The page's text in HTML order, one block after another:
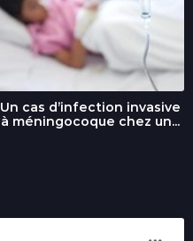
Un cas d’infection invasive
à méningocoque chez un...